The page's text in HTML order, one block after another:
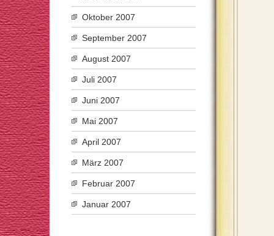
Oktober 2007
September 2007
August 2007
Juli 2007
Juni 2007
Mai 2007
April 2007
März 2007
Februar 2007
Januar 2007